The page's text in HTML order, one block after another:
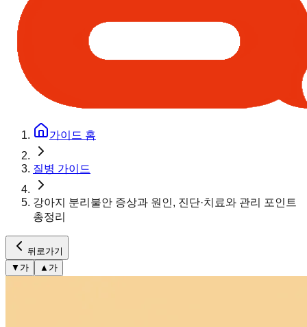
가이드 홈
질병 가이드
강아지 분리불안 증상과 원인, 진단·치료와 관리 포인트
총정리
뒤로가기
▼ 가 ▲ 가